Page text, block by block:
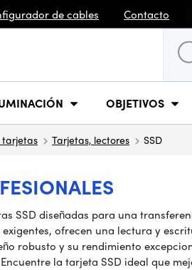
de cables Contacto
OBJETIVOS
tarjetas Tarjetas, lectores SSD
SSD diseñadas para una
ofrecen una lectura y
robusto y su rendimiento
la tarjeta SSD ideal que